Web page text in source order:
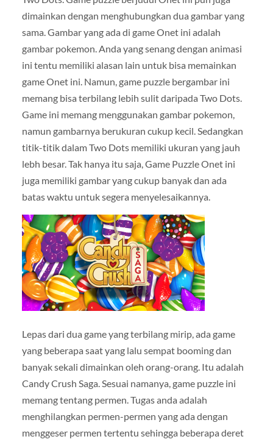
dimainkan dengan menghubungkan dua gambar yang
sama. Gambar yang ada di game Onet ini adalah
gambar pokemon. Anda yang senang dengan animasi
ini tentu memiliki alasan lain untuk bisa memainkan
game Onet ini. Namun, game puzzle bergambar ini
memang bisa terbilang lebih sulit daripada Two Dots.
Game ini memang menggunakan gambar pokemon,
namun gambarnya berukuran cukup kecil. Sedangkan
titik-titik dalam Two Dots memiliki ukuran yang jauh
lebh besar. Tak hanya itu saja, Game Puzzle Onet ini
juga memiliki gambar yang cukup banyak dan ada
batas waktu untuk segera menyelesaikannya.
Lepas dari dua game yang terbilang mirip, ada game
yang beberapa saat yang lalu sempat booming dan
banyak sekali dimainkan oleh orang-orang. Itu adalah
Candy Crush Saga. Sesuai namanya, game puzzle ini
memang tentang permen. Tugas anda adalah
menghilangkan permen-permen yang ada dengan
menggeser permen tertentu sehingga beberapa deret